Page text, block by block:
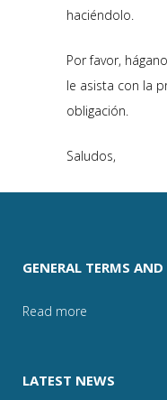
haciéndolo.
Por favor,
le asista con la
obligación.
Saludos,
GENERAL TERMS
Read more
LATEST NEWS